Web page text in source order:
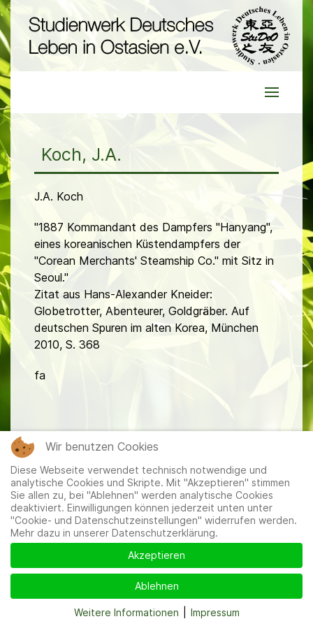
Koch, J.A.
J.A. Koch
"1887 Kommandant des Dampfers "Hanyang",
eines koreanischen Küstendampfers der
"Corean Merchants' Steamship Co." mit Sitz in
Seoul."
Zitat aus Hans-Alexander Kneider:
Globetrotter, Abenteurer, Goldgräber. Auf
deutschen Spuren im alten Korea, München
2010, S. 368
fa
Mitglieder|Impressum|Datenschutzerklärung|Cookie-
und Datenschutzeinstellungen
Wir benutzen Cookies
Diese Webseite verwendet technisch notwendige und
analytische Cookies und Skripte. Mit "Akzeptieren" stimmen
Sie allen zu, bei "Ablehnen" werden analytische Cookies
deaktiviert. Einwilligungen können jederzeit unten unter
"Cookie- und Datenschutzeinstellungen" widerrufen werden.
Mehr dazu in unserer Datenschutzerklärung.
Akzeptieren
Ablehnen
Weitere Informationen Impressum